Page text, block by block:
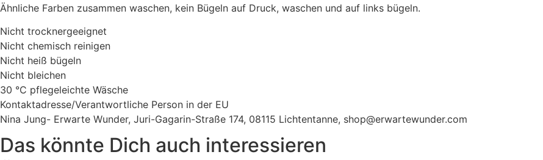
Ähnliche Farben zusammen waschen, kein Bügeln auf Druck, waschen und auf links bügeln.
Nicht trocknergeeignet
Nicht chemisch reinigen
Nicht heiß bügeln
Nicht bleichen
30 °C pflegeleichte Wäsche
Kontaktadresse/Verantwortliche Person in der EU
Nina Jung- Erwarte Wunder, Juri-Gagarin-Straße 174, 08115 Lichtentanne, shop@erwartewunder.com
Das könnte Dich auch interessieren